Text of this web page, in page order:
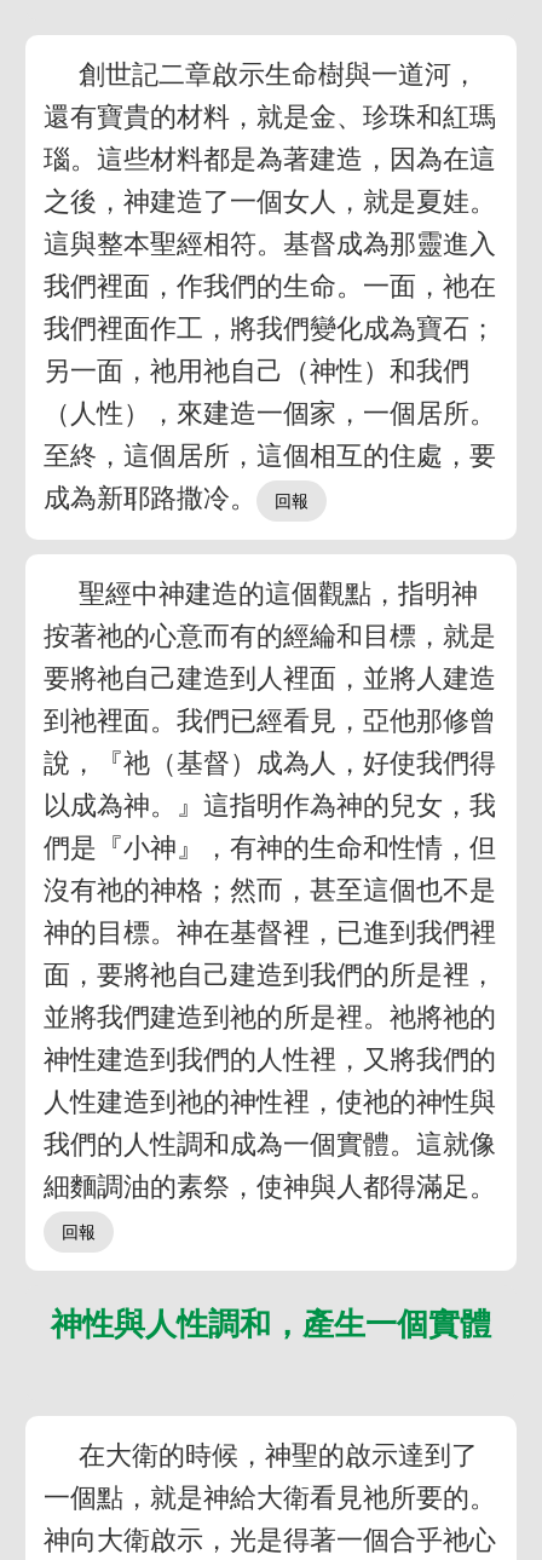
創世記二章啟示生命樹與一道河，
還有寶貴的材料，就是金、珍珠和紅瑪
瑙。這些材料都是為著建造，因為在這
之後，神建造了一個女人，就是夏娃。
這與整本聖經相符。基督成為那靈進入
我們裡面，作我們的生命。一面，祂在
我們裡面作工，將我們變化成為寶石；
另一面，祂用祂自己（神性）和我們
（人性），來建造一個家，一個居所。
至終，這個居所，這個相互的住處，要
成為新耶路撒冷。
聖經中神建造的這個觀點，指明神
按著祂的心意而有的經綸和目標，就是
要將祂自己建造到人裡面，並將人建造
到祂裡面。我們已經看見，亞他那修曾
說，『祂（基督）成為人，好使我們得
以成為神。』這指明作為神的兒女，我
們是『小神』，有神的生命和性情，但
沒有祂的神格；然而，甚至這個也不是
神的目標。神在基督裡，已進到我們裡
面，要將祂自己建造到我們的所是裡，
並將我們建造到祂的所是裡。祂將祂的
神性建造到我們的人性裡，又將我們的
人性建造到祂的神性裡，使祂的神性與
我們的人性調和成為一個實體。這就像
細麵調油的素祭，使神與人都得滿足。
神性與人性調和，產生一個實體
在大衛的時候，神聖的啟示達到了
一個點，就是神給大衛看見祂所要的。
神向大衛啟示，光是得著一個合乎祂心